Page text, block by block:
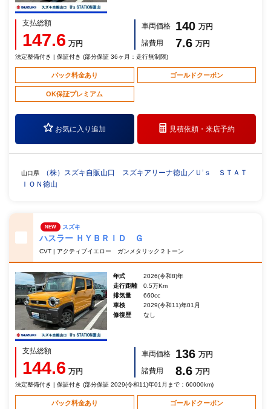
支払総額
147.6 万円
車両価格 140 万円
諸費用
7.6 万円
法定整備付き | 保証付き (部分保証 36ヶ月：走行無制限)
パック料金あり ゴールドクーポン
OK保証プレミアム
お気に入り追加 見積依頼・来店予約
山口県
（株）スズキ自販山口 スズキアリーナ徳山／Ｕ’ｓ ＳＴＡＴ
ＩＯＮ徳山
NEW スズキ
ハスラー ＨＹＢＲＩＤ Ｇ
CVT | アクティブイエロー ガンメタリック２トーン
年式
2026(令和8)年
走行距離
0.5万Km
排気量
660cc
車検
2029(令和11)年01月
修復歴
なし
支払総額
144.6 万円
車両価格 136 万円
諸費用
8.6 万円
法定整備付き | 保証付き (部分保証 2029(令和11)年01月まで：60000km)
パック料金あり ゴールドクーポン